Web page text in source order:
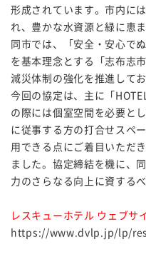
形成されています。市内に
れ、豊かな水資源と緑に恵
同市では、「安全・安心で
を基本理念とする「志布志
減災体制の強化を推進してお
今回の協定は、主に「
の際には個室空間を必要と
に従事する方の打合せスペ
用できる点にご着目いただ
ました。協定締結を機に、
力のさらなる向上に資する
レスキューホテル ウェブサ
https://www.dvlp.jp/lp/